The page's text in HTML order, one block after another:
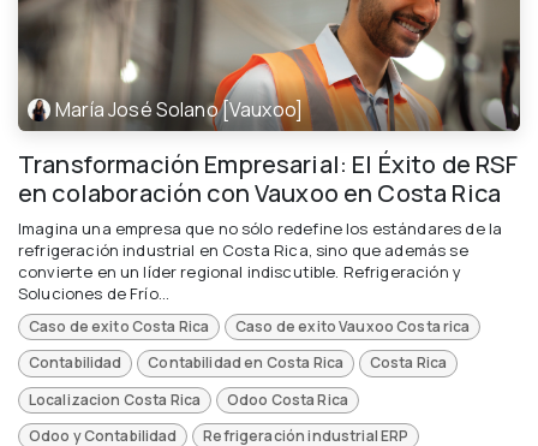
María José Solano [Vauxoo]
Transformación Empresarial: El Éxito de RSF
en colaboración con Vauxoo en Costa Rica
Imagina una empresa que no sólo redefine los estándares de la
refrigeración industrial en Costa Rica, sino que además se
convierte en un líder regional indiscutible. Refrigeración y
Soluciones de Frío...
Caso de exito Costa Rica
Caso de exito Vauxoo Costa rica
Contabilidad
Contabilidad en Costa Rica
Costa Rica
Localizacion Costa Rica
Odoo Costa Rica
Odoo y Contabilidad
Refrigeración industrial ERP